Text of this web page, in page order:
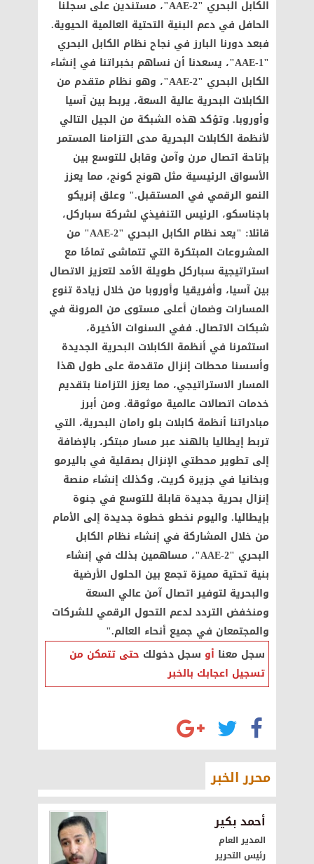
الكابل البحري "AAE-2"، مستندين على سجلنا
الحافل في دعم البنية التحتية العالمية الحيوية.
فبعد دورنا البارز في نجاح نظام الكابل البحري
"AAE-1"، يسعدنا أن نساهم بخبراتنا في إنشاء
الكابل البحري "AAE-2"، وهو نظام متقدم من
الكابلات البحرية عالية السعة، يربط بين آسيا
وأوروبا. وتؤكد هذه الشبكة من الجيل التالي
لأنظمة الكابلات البحرية مدى التزامنا المستمر
بإتاحة اتصال مرن وآمن وقابل للتوسع بين
الأسواق الرئيسية مثل هونج كونج، مما يعزز
النمو الرقمي في المستقبل." وعلق إنريكو
باجناسكو، الرئيس التنفيذي لشركة سباركل،
قائلا: "يعد نظام الكابل البحري "AAE-2" من
المشروعات المبتكرة التي تتماشى تمامًا مع
استراتيجية سباركل طويلة الأمد لتعزيز الاتصال
بين آسيا، وأفريقيا وأوروبا من خلال زيادة تنوع
المسارات وضمان أعلى مستوى من المرونة في
شبكات الاتصال. ففي السنوات الأخيرة،
استثمرنا في أنظمة الكابلات البحرية الجديدة
وأسسنا محطات إنزال متقدمة على طول هذا
المسار الاستراتيجي، مما يعزز التزامنا بتقديم
خدمات اتصالات عالمية موثوقة. ومن أبرز
مبادراتنا أنظمة كابلات بلو رامان البحرية، التي
تربط إيطاليا بالهند عبر مسار مبتكر، بالإضافة
إلى تطوير محطتي الإنزال بصقلية في باليرمو
وبخانيا في جزيرة كريت، وكذلك إنشاء منصة
إنزال بحرية جديدة قابلة للتوسع في جنوة
بإيطاليا. واليوم نخطو خطوة جديدة إلى الأمام
من خلال المشاركة في إنشاء نظام الكابل
البحري "AAE-2"، مساهمين بذلك في إنشاء
بنية تحتية مميزة تجمع بين الحلول الأرضية
والبحرية لتوفير اتصال آمن عالي السعة
ومنخفض التردد لدعم التحول الرقمي للشركات
والمجتمعان في جميع أنحاء العالم."
سجل معنا أو سجل دخولك حتى تتمكن من
تسجيل اعجابك بالخبر
محرر الخبر
أحمد بكير
المدير العام
رئيس التحرير